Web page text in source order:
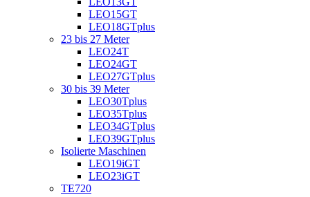
LEO15GT
LEO18GTplus
23 bis 27 Meter
LEO24T
LEO24GT
LEO27GTplus
30 bis 39 Meter
LEO30Tplus
LEO35Tplus
LEO34GTplus
LEO39GTplus
Isolierte Maschinen
LEO19iGT
LEO23iGT
TE720